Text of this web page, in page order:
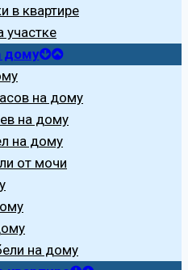
в квартире
участке
дому
на дому
на дому
на дому
от мочи
на дому